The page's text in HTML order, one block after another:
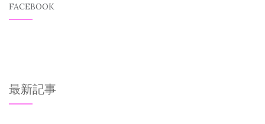
FACEBOOK
最新記事